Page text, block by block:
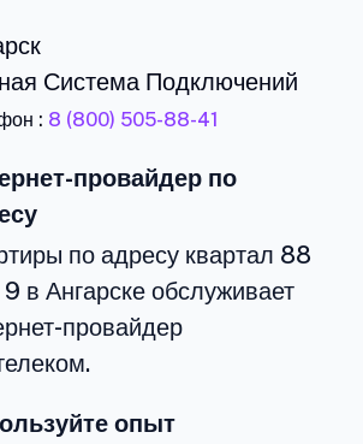
Система Подключений
: 8 (800) 505-88-41
провайдер по
по адресу квартал 88
в Ангарске обслуживает
провайдер
опыт